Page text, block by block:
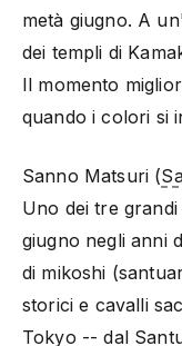
metà giugno. A
dei templi di
Il momento
quando i colori si
Sanno Matsuri (
Uno dei tre
giugno negli anni
di mikoshi
storici e cavalli
Tokyo -- dal